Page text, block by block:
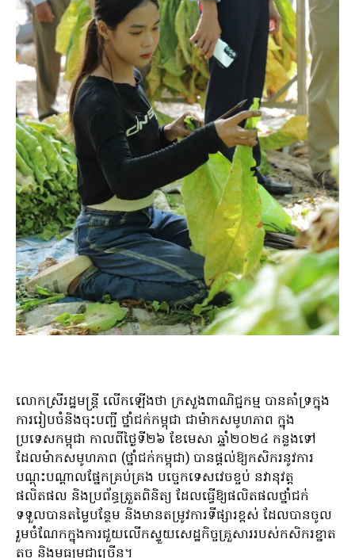
លោកស្រីរដ្ឋមន្ត្រី លើកឡើងថា ក្រសួងពាណិជ្ជកម្ម បានគាំទ្រក្នុង
ការរៀបចំនិងចុះបញ្ជី ថ្នាំជក់កម្ពុជា ជាម៉ាកសមូហភាព ក្នុង
ប្រទេសកម្ពុជា កាលពីថ្ងៃទី២៦ ខែមេសា ឆ្នាំ២០២៤ កន្លងទៅ
ដែលម៉ាកសមូហភាព (ថ្នាំជក់កម្ពុជា) បានផ្តល់ឱ្យកសិករនូវការ
បណ្តុះបណ្តាលផ្នែកគ្រប់គ្រង បច្ចេកទេសវេចខ្ចប់ នវានុវត្ត
ផលិតផល និងប្រព័ន្ធត្រួតពិនិត្យ ដែលធ្វើឱ្យផលិតផលថ្នាំជក់
ទទួលបានតម្លៃបន្ថែម និងមានតម្រូវការទីផ្សារខ្ពស់ ដែលបានចូល
រួមចំណែកក្នុងការជួយលើកស្ទួយសេដ្ឋកិច្ចគ្រួសាររបស់កសិករខ្នាត
តូច និងមធ្យមជាច្រើន។